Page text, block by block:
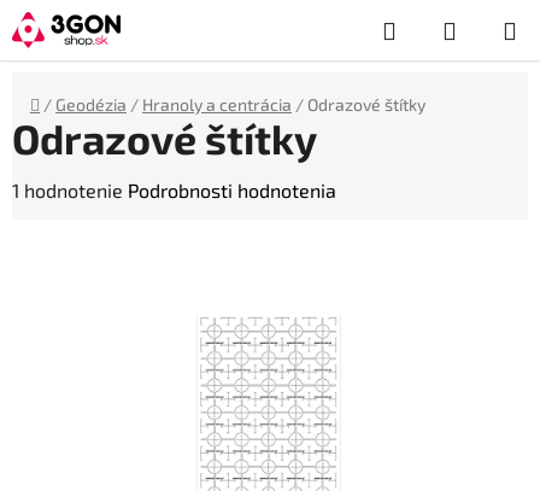
Prejsť
na
obsah
Hľadať
KOŠÍK
Domov
/ Geodézia / Hranoly a centrácia / Odrazové štítky
Odrazové štítky
Priemerné
1 hodnotenie Podrobnosti hodnotenia